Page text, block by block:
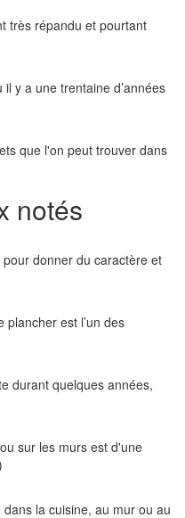
très répandu et pourtant
y a une trentaine d’années
que l'on peut trouver dans
notés
donner du caractère et
plancher est l’un des
durant quelques années,
sur les murs est d'une
la cuisine, au mur ou au